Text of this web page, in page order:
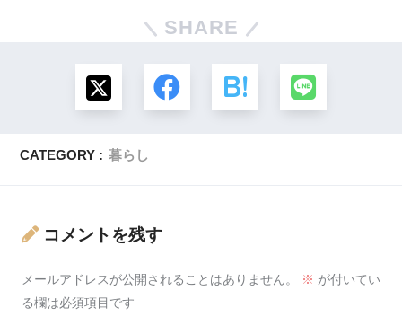
SHARE
CATEGORY : 暮らし
コメントを残す
メールアドレスが公開されることはありません。 ※ が付いてい
る欄は必須項目です